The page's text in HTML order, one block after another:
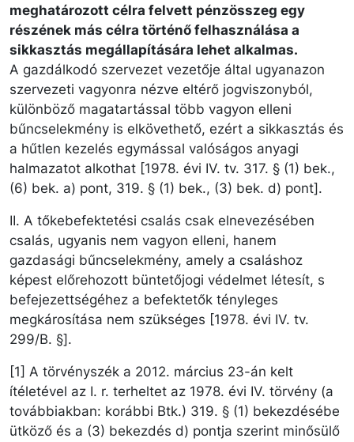
meghatározott célra felvett pénzösszeg egy
részének más célra történő felhasználása a
sikkasztás megállapítására lehet alkalmas.
A gazdálkodó szervezet vezetője által ugyanazon
szervezeti vagyonra nézve eltérő jogviszonyból,
különböző magatartással több vagyon elleni
bűncselekmény is elkövethető, ezért a sikkasztás és
a hűtlen kezelés egymással valóságos anyagi
halmazatot alkothat [1978. évi IV. tv. 317. § (1) bek.,
(6) bek. a) pont, 319. § (1) bek., (3) bek. d) pont].
II. A tőkebefektetési csalás csak elnevezésében
csalás, ugyanis nem vagyon elleni, hanem
gazdasági bűncselekmény, amely a csaláshoz
képest előrehozott büntetőjogi védelmet létesít, s
befejezettségéhez a befektetők tényleges
megkárosítása nem szükséges [1978. évi IV. tv.
299/B. §].
[1] A törvényszék a 2012. március 23-án kelt
ítéletével az I. r. terheltet az 1978. évi IV. törvény (a
továbbiakban: korábbi Btk.) 319. § (1) bekezdésébe
ütköző és a (3) bekezdés d) pontja szerint minősülő